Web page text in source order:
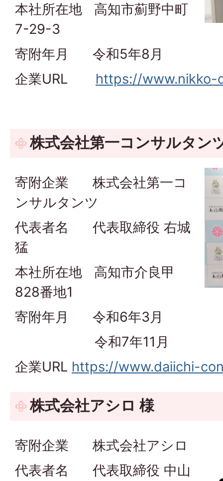
本社所在地 高知市薊野中町
7-29-3
寄附年月 令和5年8月
企業URL https://www.nikko-
株式会社第一コンサルタン
寄附企業 株式会社第一コ
ンサルタンツ
代表者名 代表取締役 右城
猛
本社所在地 高知市介良甲
828番地1
寄附年月 令和6年3月
令和7年11月
企業URL https://www.daiichi-
株式会社アシロ 様
寄附企業 株式会社アシロ
代表者名 代表取締役 中山